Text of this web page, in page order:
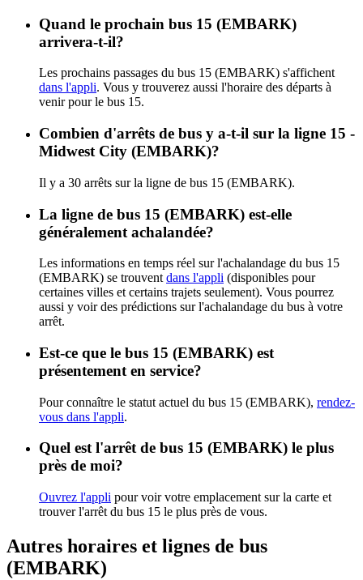
Quand le prochain bus 15 (EMBARK)
arrivera-t-il?
Les prochains passages du bus 15 (EMBARK) s'affichent
dans l'appli. Vous y trouverez aussi l'horaire des départs à
venir pour le bus 15.
Combien d'arrêts de bus y a-t-il sur la ligne 15 -
Midwest City (EMBARK)?
Il y a 30 arrêts sur la ligne de bus 15 (EMBARK).
La ligne de bus 15 (EMBARK) est-elle
généralement achalandée?
Les informations en temps réel sur l'achalandage du bus 15
(EMBARK) se trouvent dans l'appli (disponibles pour
certaines villes et certains trajets seulement). Vous pourrez
aussi y voir des prédictions sur l'achalandage du bus à votre
arrêt.
Est-ce que le bus 15 (EMBARK) est
présentement en service?
Pour connaître le statut actuel du bus 15 (EMBARK), rendez-
vous dans l'appli.
Quel est l'arrêt de bus 15 (EMBARK) le plus
près de moi?
Ouvrez l'appli pour voir votre emplacement sur la carte et
trouver l'arrêt du bus 15 le plus près de vous.
Autres horaires et lignes de bus
(EMBARK)